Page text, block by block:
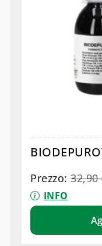
Prezzo:32,90
INFO